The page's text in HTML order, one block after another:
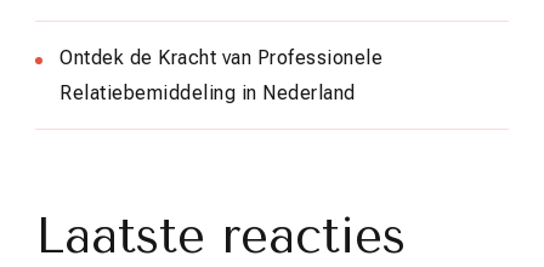
Ontdek de Kracht van Professionele
Relatiebemiddeling in Nederland
Laatste reacties